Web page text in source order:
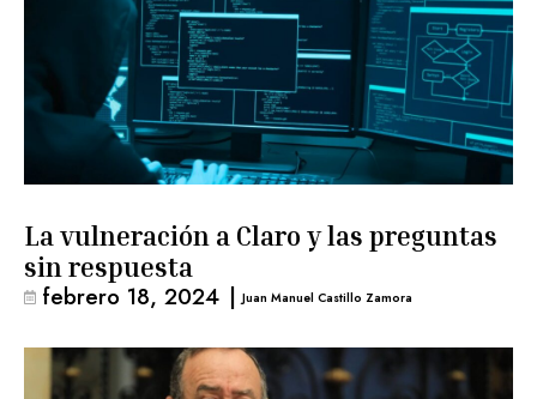
La vulneración a Claro y las preguntas
sin respuesta
febrero 18, 2024 | Juan Manuel Castillo Zamora